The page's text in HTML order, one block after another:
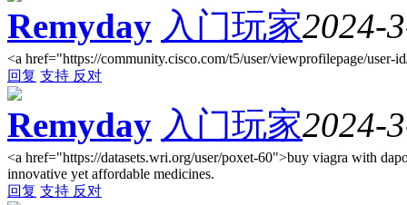
Remyday 入门玩家2024-
<a href="https://community.cisco.com/t5/user/viewprofilepage/
回复 支持 反对
Remyday 入门玩家2024-
<a href="https://datasets.wri.org/user/poxet-60">buy viagra with
innovative yet affordable medicines.
回复 支持 反对